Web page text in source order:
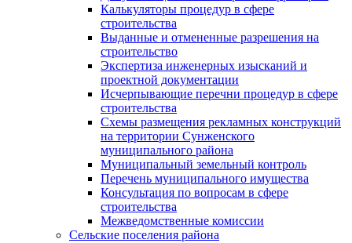
Калькуляторы процедур в сфере
строительства
Выданные и отмененные разрешения на
строительство
Экспертиза инженерных изысканий и
проектной документации
Исчерпывающие перечни процедур в сфере
строительства
Схемы размещения рекламных конструкций
на территории Сунженского
муниципального района
Муниципальный земельный контроль
Перечень муниципального имущества
Консультация по вопросам в сфере
строительства
Межведомственные комиссии
Сельские поселения района